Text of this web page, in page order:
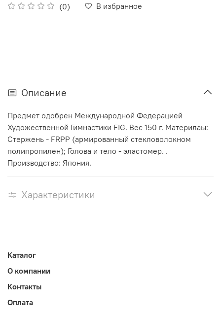
(0) В избранное
Описание
Предмет одобрен Международной Федерацией
Художественной Гимнастики FIG. Вес 150 г. Материлаы:
Стержень - FRPP (армированный стекловолокном
полипропилен); Голова и тело - эластомер. .
Производство: Япония.
Характеристики
Каталог
О компании
Контакты
Оплата